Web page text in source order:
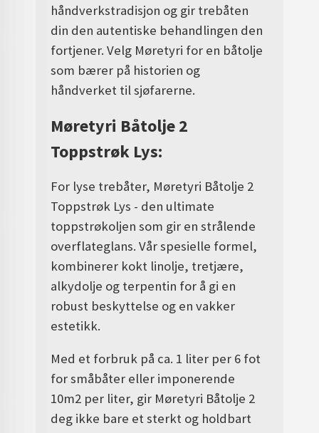
håndverkstradisjon og gir trebåten
din den autentiske behandlingen den
fortjener. Velg Møretyri for en båtolje
som bærer på historien og
håndverket til sjøfarerne.
Møretyri Båtolje 2
Toppstrøk Lys:
For lyse trebåter, Møretyri Båtolje 2
Toppstrøk Lys - den ultimate
toppstrøkoljen som gir en strålende
overflateglans. Vår spesielle formel,
kombinerer kokt linolje, tretjære,
alkydolje og terpentin for å gi en
robust beskyttelse og en vakker
estetikk.
Med et forbruk på ca. 1 liter per 6 fot
for småbåter eller imponerende
10m2 per liter, gir Møretyri Båtolje 2
deg ikke bare et sterkt og holdbart